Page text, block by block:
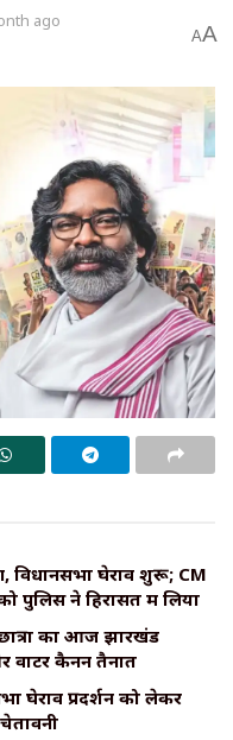
ago
AA
विधानसभा घेराव शुरू; CM
पुलिस ने हिरासत में लिया
छात्रों का आज झारखंड
वाटर कैनन तैनात
घेराव प्रदर्शन को लेकर